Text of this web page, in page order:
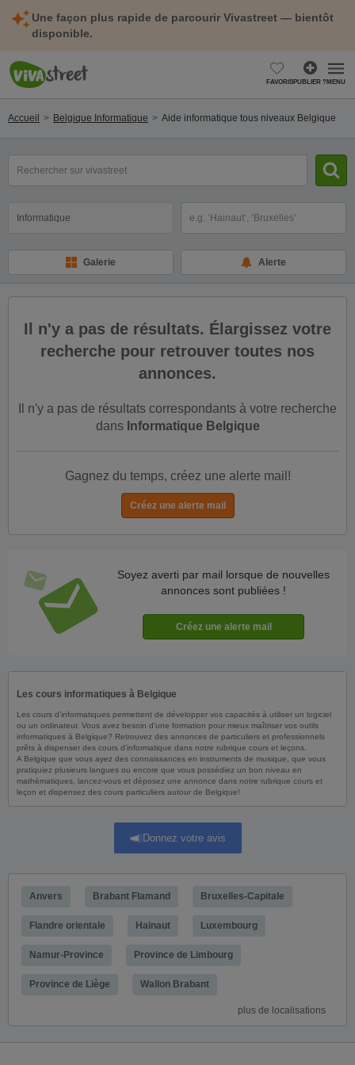
Une façon plus rapide de parcourir Vivastreet — bientôt
disponible.
FAVORISPUBLIER ?MENU
Accueil Belgique Informatique Aide informatique tous niveaux Belgique
clé(s)
Galerie Alerte
Il n'y a pas de résultats. Élargissez votre
recherche pour retrouver toutes nos
annonces.
Il n'y a pas de résultats correspondants à votre recherche
dans Informatique Belgique
Gagnez du temps, créez une alerte mail!
Soyez averti par mail lorsque de nouvelles
annonces sont publiées !
Les cours informatiques à Belgique
Les cours d’informatiques permettent de développer vos capacités à utiliser un logiciel
ou un ordinateur. Vous avez besoin d’une formation pour mieux maîtriser vos outils
informatiques à Belgique? Retrouvez des annonces de particuliers et professionnels
prêts à dispenser des cours d’informatique dans notre rubrique cours et leçons.
A Belgique que vous ayez des connaissances en instruments de musique, que vous
pratiquiez plusieurs langues ou encore que vous possédiez un bon niveau en
mathématiques, lancez-vous et déposez une annonce dans notre rubrique cours et
leçon et dispensez des cours particuliers autour de Belgique!
Donnez votre avis
Anvers Brabant Flamand Bruxelles-Capitale
Flandre orientale Hainaut Luxembourg
Namur-Province Province de Limbourg
Province de Liège Wallon Brabant
plus de localisations